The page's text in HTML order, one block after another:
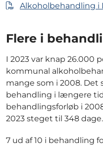
Alkoholbehandling i
Flere i
I 2023 var knap 26.000
kommunal
mange som i 2008. Det
behandling i længere
behandlingsforløb i
2023 steget til 348 dage.
7 ud af 10 i behandling